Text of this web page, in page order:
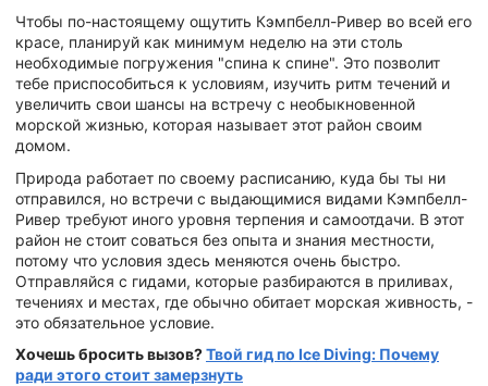
Чтобы по-настоящему ощутить Кэмпбелл-Ривер во всей его
красе, планируй как минимум неделю на эти столь
необходимые погружения "спина к спине". Это позволит
тебе приспособиться к условиям, изучить ритм течений и
увеличить свои шансы на встречу с необыкновенной
морской жизнью, которая называет этот район своим
домом.
Природа работает по своему расписанию, куда бы ты ни
отправился, но встречи с выдающимися видами Кэмпбелл-
Ривер требуют иного уровня терпения и самоотдачи. В этот
район не стоит соваться без опыта и знания местности,
потому что условия здесь меняются очень быстро.
Отправляйся с гидами, которые разбираются в приливах,
течениях и местах, где обычно обитает морская живность, -
это обязательное условие.
Хочешь бросить вызов?Твой гид по Ice Diving: Почему
ради этого стоит замерзнуть